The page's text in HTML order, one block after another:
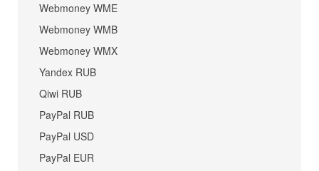
Webmoney WME
Webmoney WMB
Webmoney WMX
Yandex RUB
Qiwi RUB
PayPal RUB
PayPal USD
PayPal EUR